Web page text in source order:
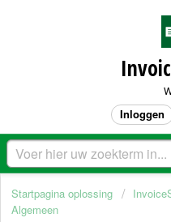
Inloggen
Startpagina oplossing
Algemeen